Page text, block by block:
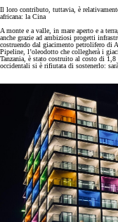
Il loro contributo, tuttavia, è
africana: la Cina
A monte e a valle, in mare aperto e a
anche grazie ad ambiziosi progetti
costruendo dal giacimento petrolifero di
Pipeline, l’oleodotto che collegherà i
Tanzania, è stato costruito al costo di
occidentali si è rifiutata di sostenerlo: